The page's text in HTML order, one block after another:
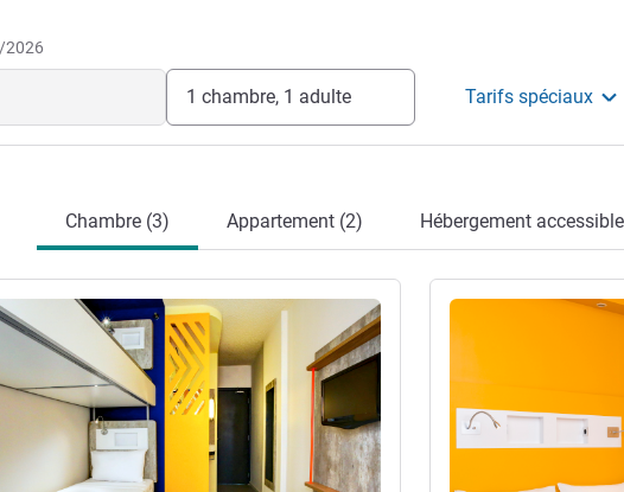
unique.
Direction de l'hôtel
2026
1 chambre, 1 adulte Tarifs spéciaux
Chambre (3) Appartement (2) Hébergement
les détails Voir les détails